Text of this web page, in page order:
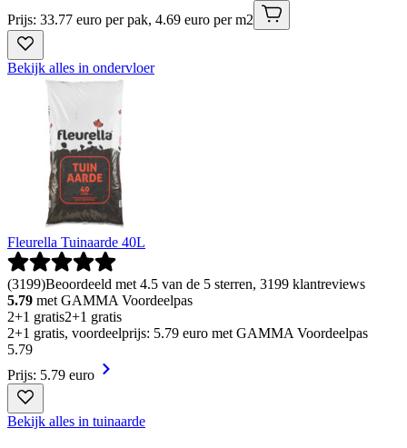
Prijs: 33.77 euro per pak, 4.69 euro per m2
Bekijk alles in ondervloer
Fleurella Tuinaarde 40L
(3199)Beoordeeld met 4.5 van de 5 sterren, 3199 klantreviews
5.79 met GAMMA Voordeelpas
2+1 gratis2+1 gratis
2+1 gratis, voordeelprijs: 5.79 euro met GAMMA Voordeelpas
5.79
Prijs: 5.79 euro
Bekijk alles in tuinaarde